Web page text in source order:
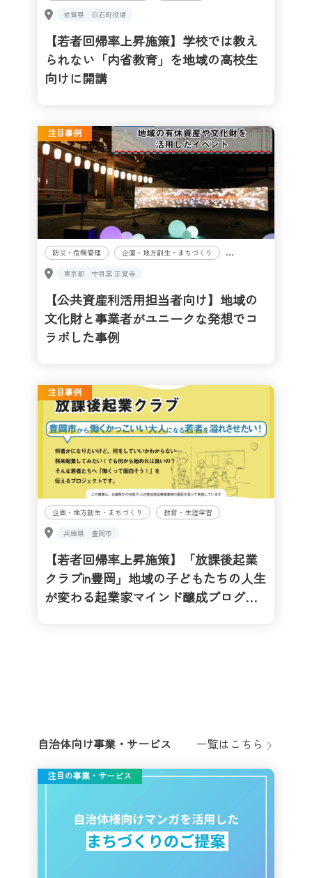
佐賀県
白石町役場
【若者回帰率上昇施策】学校では教え
られない「内省教育」を地域の高校生
向けに開講
注目事例
防災・危機管理 企画・地方創生・まちづくり
東京都
中目黒 正覚寺
【公共資産利活用担当者向け】地域の
文化財と事業者がユニークな発想でコ
ラボした事例
注目事例
企画・地方創生・まちづくり
教育・生涯学習
兵庫県
豊岡市
【若者回帰率上昇施策】「放課後起業
クラブin豊岡」地域の子どもたちの人生
が変わる起業家マインド醸成プログラ
自治体向け事業・サービス 一覧はこちら
注目の事業・サービス